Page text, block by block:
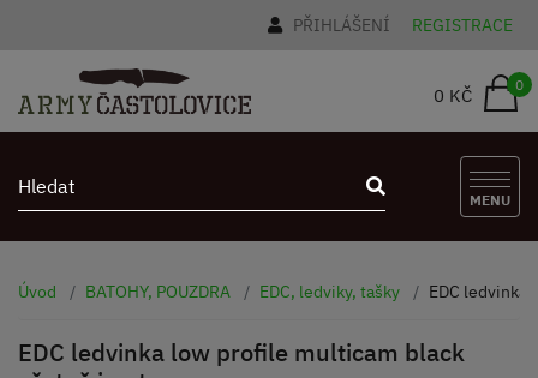
PŘIHLÁŠENÍ REGISTRACE
0 KČ 0
MENU
Úvod BATOHY, POUZDRA EDC, ledviky, tašky EDC
EDC ledvinka low profile multicam black